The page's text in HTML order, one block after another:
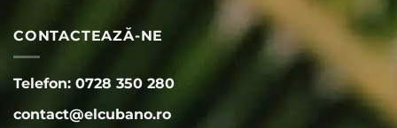
CONTACTEAZĂ-NE
Telefon: 0728 350 280
contact@elcubano.ro